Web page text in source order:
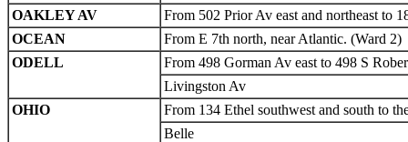
OAKLEY AV
From 502 Prior Av east and northeast to
OCEAN
From E 7th north, near Atlantic. (Ward 2)
ODELL
From 498 Gorman Av east to 498 S
Livingston Av
OHIO
From 134 Ethel southwest and south to
Belle